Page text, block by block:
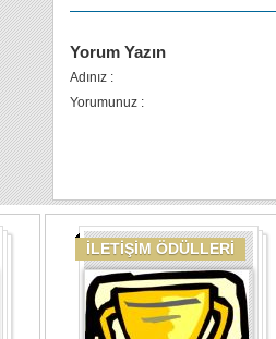
Yorum Yazın
Adınız :
Yorumunuz :
İLETİŞİM ÖDÜLLERİ